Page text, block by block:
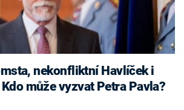
může vyzvat Petra Pavla?